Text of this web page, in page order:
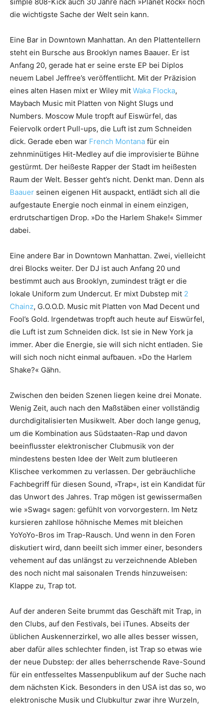
die wichtigste Sache der Welt sein kann.
Eine Bar in Downtown Manhattan. An den Plattentellern
steht ein Bursche aus Brooklyn names Baauer. Er ist
Anfang 20, gerade hat er seine erste EP bei Diplos
neuem Label Jeffree’s veröffentlicht. Mit der Präzision
eines alten Hasen mixt er Wiley mit Waka Flocka,
Maybach Music mit Platten von Night Slugs und
Numbers. Moscow Mule tropft auf Eiswürfel, das
Feiervolk ordert Pull-ups, die Luft ist zum Schneiden
dick. Gerade eben war French Montana für ein
zehnminütiges Hit-Medley auf die improvisierte Bühne
gestürmt. Der heißeste Rapper der Stadt im heißesten
Raum der Welt. Besser geht’s nicht. Denkt man. Denn als
Baauer seinen eigenen Hit auspackt, entlädt sich all die
aufgestaute Energie noch einmal in einem einzigen,
erdrutschartigen Drop. »Do the Harlem Shake!« Simmer
dabei.
Eine andere Bar in Downtown Manhattan. Zwei, vielleicht
drei Blocks weiter. Der DJ ist auch Anfang 20 und
bestimmt auch aus Brooklyn, zumindest trägt er die
lokale Uniform zum Undercut. Er mixt Dubstep mit 2
Chainz, G.O.O.D. Music mit Platten von Mad Decent und
Fool’s Gold. Irgendetwas tropft auch heute auf Eiswürfel,
die Luft ist zum Schneiden dick. Ist sie in New York ja
immer. Aber die Energie, sie will sich nicht entladen. Sie
will sich noch nicht einmal aufbauen. »Do the Harlem
Shake?« Gähn.
Zwischen den beiden Szenen liegen keine drei Monate.
Wenig Zeit, auch nach den Maßstäben einer vollständig
durchdigitalisierten Musikwelt. Aber doch lange genug,
um die Kombination aus Südstaaten-Rap und davon
beeinflusster elektronischer Clubmusik von der
mindestens besten Idee der Welt zum blutleeren
Klischee verkommen zu verlassen. Der gebräuchliche
Fachbegriff für diesen Sound, »Trap«, ist ein Kandidat für
das Unwort des Jahres. Trap mögen ist gewissermaßen
wie »Swag« sagen: gefühlt von vorvorgestern. Im Netz
kursieren zahllose höhnische Memes mit bleichen
YoYoYo-Bros im Trap-Rausch. Und wenn in den Foren
diskutiert wird, dann beeilt sich immer einer, besonders
vehement auf das unlängst zu verzeichnende Ableben
des noch nicht mal saisonalen Trends hinzuweisen:
Klappe zu, Trap tot.
Auf der anderen Seite brummt das Geschäft mit Trap, in
den Clubs, auf den Festivals, bei iTunes. Abseits der
üblichen Ausken­nerzirkel, wo alle alles besser wissen,
aber dafür alles schlechter finden, ist Trap so etwas wie
der neue Dubstep: der alles beherrschende Rave-Sound
für ein entfesseltes Massenpublikum auf der Suche nach
dem nächsten Kick. Besonders in den USA ist das so, wo
elektronische Musik und Clubkultur zwar ihre Wurzeln,